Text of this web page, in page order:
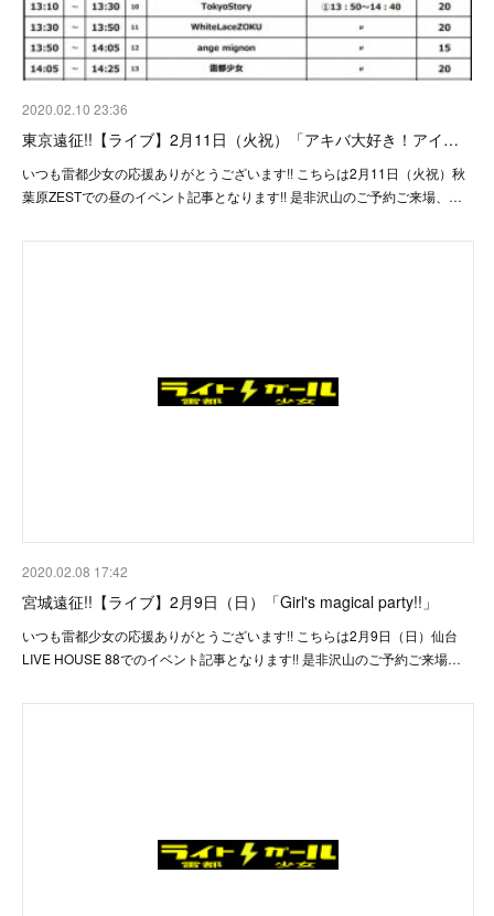
2020.02.10 23:36
東京遠征!!【ライブ】2月11日（火祝）「アキバ大好き！アイ…
いつも雷都少女の応援ありがとうございます!! こちらは2月11日（火祝）秋
葉原ZESTでの昼のイベント記事となります!! 是非沢山のご予約ご来場、…
2020.02.08 17:42
宮城遠征!!【ライブ】2月9日（日）「Girl's magical party!!」
いつも雷都少女の応援ありがとうございます!! こちらは2月9日（日）仙台
LIVE HOUSE 88でのイベント記事となります!! 是非沢山のご予約ご来場…